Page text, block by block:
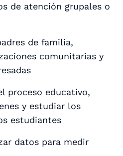
de atención grupales o
de familia,
comunitarias y
proceso educativo,
y estudiar los
estudiantes
datos para medir